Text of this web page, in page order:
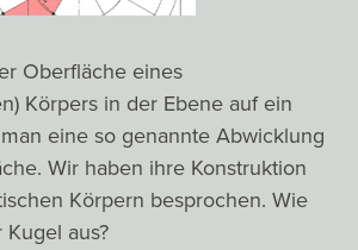
Oberfläche eines
Körpers in der Ebene auf ein
eine so genannte Abwicklung
Wir haben ihre Konstruktion
Körpern besprochen. Wie
aus?